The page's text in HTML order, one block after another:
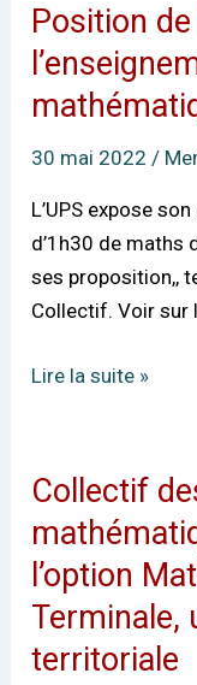
Position de
30 mai 2022/
L’UPS expose
d’1h30 de maths
ses proposition,,
Collectif. Voir sur
Position
de
sur
l’enseignement
mathématiques
au
lycée
Lire la suite »
Collectif
l’option
Terminale,
territoriale
Collectif
des
de
mathématiques
–